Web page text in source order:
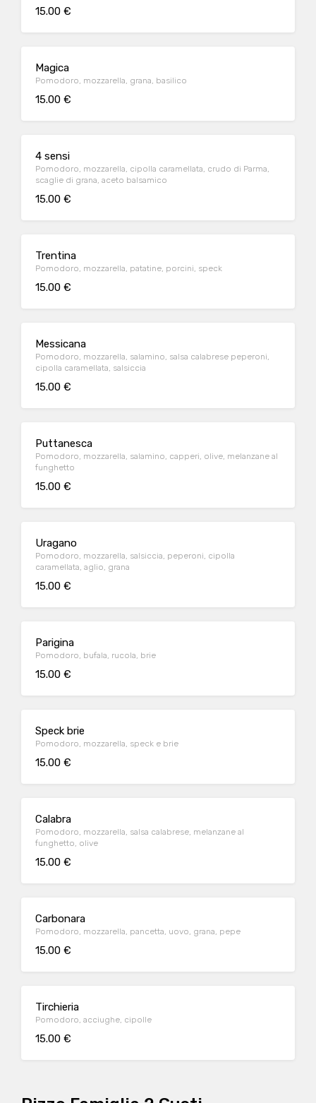
15.00 €
Magica
Pomodoro, mozzarella, grana, basilico
15.00 €
4 sensi
Pomodoro, mozzarella, cipolla caramellata, crudo di Parma,
scaglie di grana, aceto balsamico
15.00 €
Trentina
Pomodoro, mozzarella, patatine, porcini, speck
15.00 €
Messicana
Pomodoro, mozzarella, salamino, salsa calabrese peperoni,
cipolla caramellata, salsiccia
15.00 €
Puttanesca
Pomodoro, mozzarella, salamino, capperi, olive, melanzane al
funghetto
15.00 €
Uragano
Pomodoro, mozzarella, salsiccia, peperoni, cipolla
caramellata, aglio, grana
15.00 €
Parigina
Pomodoro, bufala, rucola, brie
15.00 €
Speck brie
Pomodoro, mozzarella, speck e brie
15.00 €
Calabra
Pomodoro, mozzarella, salsa calabrese, melanzane al
funghetto, olive
15.00 €
Carbonara
Pomodoro, mozzarella, pancetta, uovo, grana, pepe
15.00 €
Tirchieria
Pomodoro, acciughe, cipolle
15.00 €